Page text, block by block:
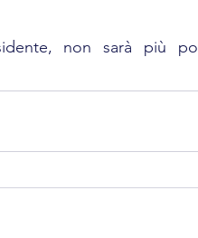
non sarà più